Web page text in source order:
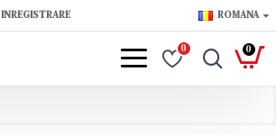
INREGISTRARE ROMANA
0 0